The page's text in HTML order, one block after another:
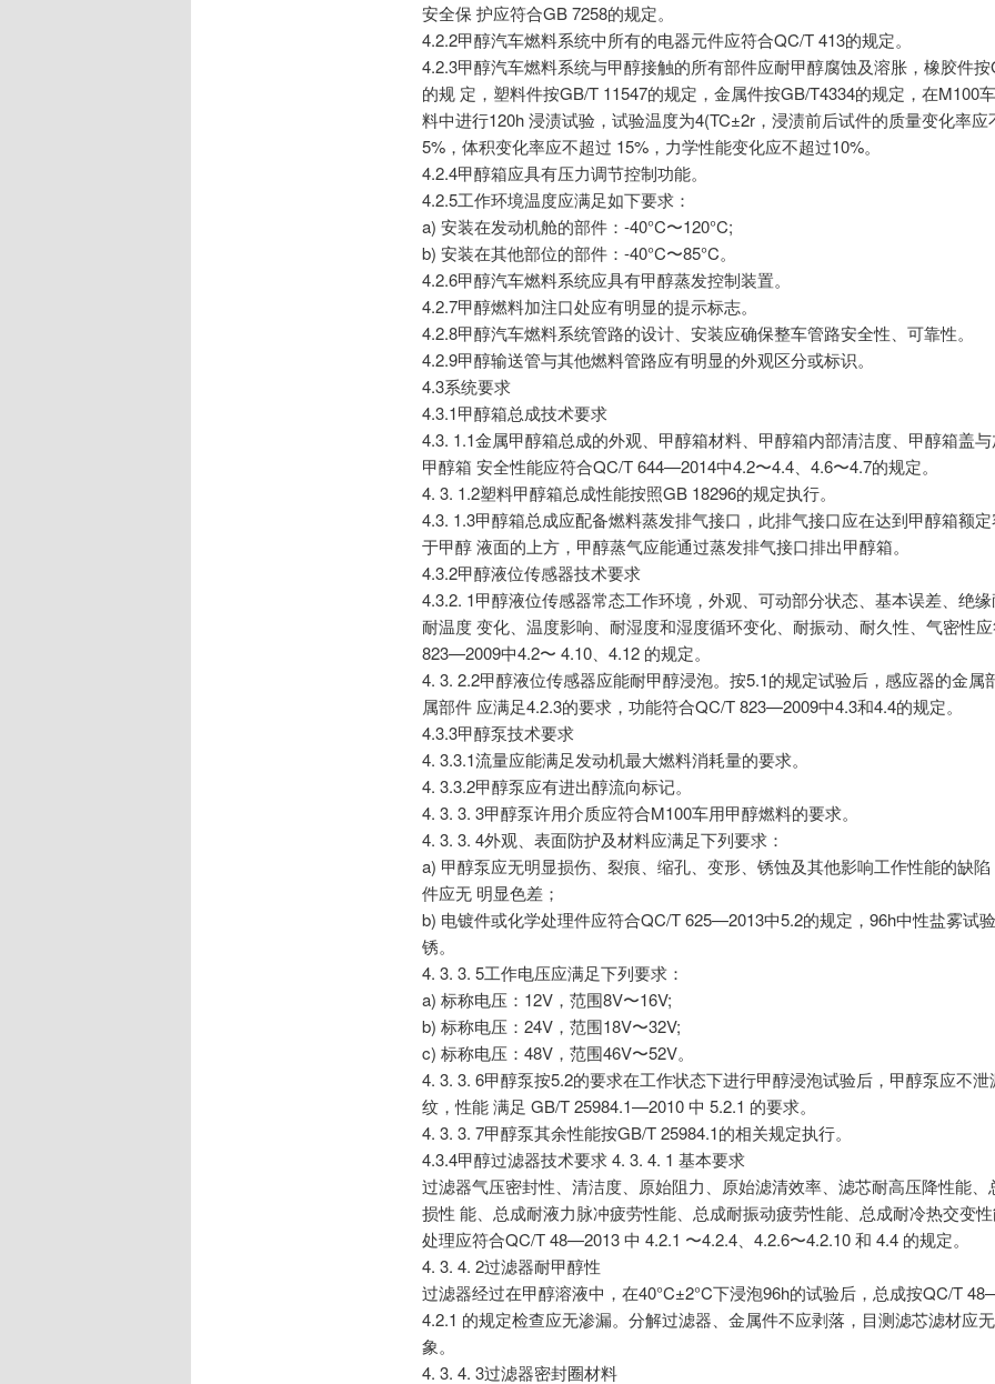
安全保 护应符合GB 7258的规定。
4.2.2甲醇汽车燃料系统中所有的电器元件应符合QC/T 413的规定。
4.2.3甲醇汽车燃料系统与甲醇接触的所有部件应耐甲醇腐蚀及溶胀，橡胶件按
的规 定，塑料件按GB/T 11547的规定，金属件按GB/T4334的规定，在M100
料中进行120h 浸渍试验，试验温度为4(TC±2r，浸渍前后试件的质量变化率应
5%，体积变化率应不超过 15%，力学性能变化应不超过10%。
4.2.4甲醇箱应具有压力调节控制功能。
4.2.5工作环境温度应满足如下要求：
a) 安装在发动机舱的部件：-40°C〜120°C;
b) 安装在其他部位的部件：-40°C〜85°C。
4.2.6甲醇汽车燃料系统应具有甲醇蒸发控制装置。
4.2.7甲醇燃料加注口处应有明显的提示标志。
4.2.8甲醇汽车燃料系统管路的设计、安装应确保整车管路安全性、可靠性。
4.2.9甲醇输送管与其他燃料管路应有明显的外观区分或标识。
4.3系统要求
4.3.1甲醇箱总成技术要求
4.3. 1.1金属甲醇箱总成的外观、甲醇箱材料、甲醇箱内部清洁度、甲醇箱盖
甲醇箱 安全性能应符合QC/T 644—2014中4.2〜4.4、4.6〜4.7的规定。
4. 3. 1.2塑料甲醇箱总成性能按照GB 18296的规定执行。
4.3. 1.3甲醇箱总成应配备燃料蒸发排气接口，此排气接口应在达到甲醇箱额
于甲醇 液面的上方，甲醇蒸气应能通过蒸发排气接口排出甲醇箱。
4.3.2甲醇液位传感器技术要求
4.3.2. 1甲醇液位传感器常态工作环境，外观、可动部分状态、基本误差、绝
耐温度 变化、温度影响、耐湿度和湿度循环变化、耐振动、耐久性、气密性
823—2009中4.2〜 4.10、4.12 的规定。
4. 3. 2.2甲醇液位传感器应能耐甲醇浸泡。按5.1的规定试验后，感应器的金属
属部件 应满足4.2.3的要求，功能符合QC/T 823—2009中4.3和4.4的规定。
4.3.3甲醇泵技术要求
4. 3.3.1流量应能满足发动机最大燃料消耗量的要求。
4. 3.3.2甲醇泵应有进出醇流向标记。
4. 3. 3. 3甲醇泵许用介质应符合M100车用甲醇燃料的要求。
4. 3. 3. 4外观、表面防护及材料应满足下列要求：
a) 甲醇泵应无明显损伤、裂痕、缩孔、变形、锈蚀及其他影响工作性能的缺
件应无 明显色差；
b) 电镀件或化学处理件应符合QC/T 625—2013中5.2的规定，96h中性盐雾试
锈。
4. 3. 3. 5工作电压应满足下列要求：
a) 标称电压：12V，范围8V〜16V;
b) 标称电压：24V，范围18V〜32V;
c) 标称电压：48V，范围46V〜52V。
4. 3. 3. 6甲醇泵按5.2的要求在工作状态下进行甲醇浸泡试验后，甲醇泵应不泄
纹，性能 满足 GB/T 25984.1—2010 中 5.2.1 的要求。
4. 3. 3. 7甲醇泵其余性能按GB/T 25984.1的相关规定执行。
4.3.4甲醇过滤器技术要求 4. 3. 4. 1 基本要求
过滤器气压密封性、清洁度、原始阻力、原始滤清效率、滤芯耐高压降性能、
损性 能、总成耐液力脉冲疲劳性能、总成耐振动疲劳性能、总成耐冷热交变
处理应符合QC/T 48—2013 中 4.2.1 〜4.2.4、4.2.6〜4.2.10 和 4.4 的规定。
4. 3. 4. 2过滤器耐甲醇性
过滤器经过在甲醇溶液中，在40°C±2°C下浸泡96h的试验后，总成按QC/T
4.2.1 的规定检查应无渗漏。分解过滤器、金属件不应剥落，目测滤芯滤材应
象。
4. 3. 4. 3过滤器密封圈材料